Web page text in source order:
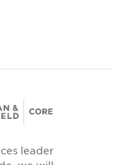
leader